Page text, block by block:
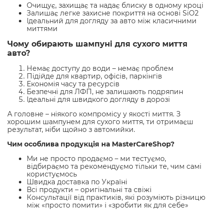
Очищує, захищає та надає блиску в одному кроці
Залишає легке захисне покриття на основі SiO2
Ідеальний для догляду за авто між класичними
миттями
Чому обирають шампуні для сухого миття
авто?
Немає доступу до води – немає проблем
Підійде для квартир, офісів, паркінгів
Економія часу та ресурсів
Безпечні для ЛФП, не залишають подряпин
Ідеальні для швидкого догляду в дорозі
А головне – ніякого компромісу у якості миття. З
хорошим шампунем для сухого миття, ти отримаєш
результат, ніби щойно з автомийки.
Чим особлива продукція на MasterCareShop?
Ми не просто продаємо – ми тестуємо,
відбираємо та рекомендуємо тільки те, чим самі
користуємось
Швидка доставка по Україні
Всі продукти – оригінальні та свіжі
Консультації від практиків, які розуміють різницю
між «просто помити» і «зробити як для себе»